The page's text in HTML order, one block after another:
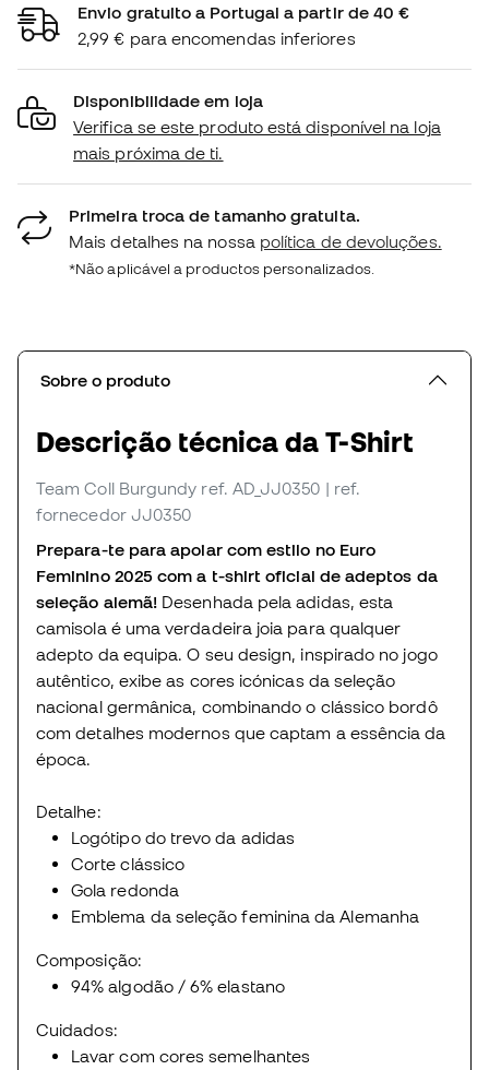
Envio gratuito a Portugal a partir de 40 €
2,99 € para encomendas inferiores
Disponibilidade em loja
Verifica se este produto está disponível na loja
mais próxima de ti.
Primeira troca de tamanho gratuita.
Mais detalhes na nossa política de devoluções.
*Não aplicável a productos personalizados.
Sobre o produto
Descrição técnica da T-Shirt
Team Coll Burgundy ref. AD_JJ0350 | ref.
fornecedor JJ0350
Prepara-te para apoiar com estilo no Euro
Feminino 2025 com a t-shirt oficial de adeptos da
seleção alemã! Desenhada pela adidas, esta
camisola é uma verdadeira joia para qualquer
adepto da equipa. O seu design, inspirado no jogo
autêntico, exibe as cores icónicas da seleção
nacional germânica, combinando o clássico bordô
com detalhes modernos que captam a essência da
época.
Detalhe:
Logótipo do trevo da adidas
Corte clássico
Gola redonda
Emblema da seleção feminina da Alemanha
Composição:
94% algodão / 6% elastano
Cuidados:
Lavar com cores semelhantes